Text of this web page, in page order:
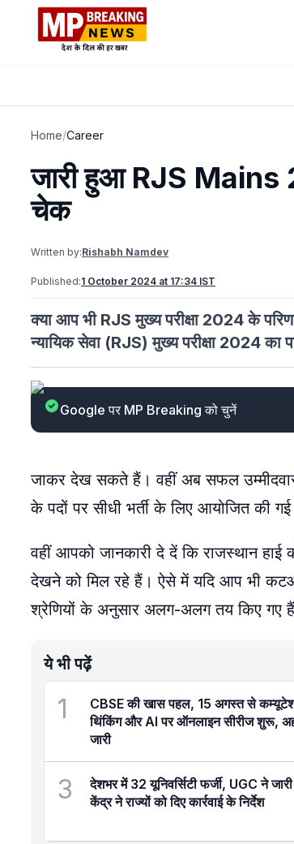
Home/Career
जारी हुआ RJS
चेक
Written by:Rishabh Namdev
Published:1 October 2024 at 17:34 IST
क्या आप भी RJS मुख्य परीक्षा 2024 के
न्यायिक सेवा (RJS) मुख्य परीक्षा 2024 का
Google पर MP Breaking को चुनें
जाकर देख सकते हैं। वहीं अब सफल
के पदों पर सीधी भर्ती के लिए आयोजित की गई
वहीं आपको जानकारी दे दें कि राजस्थान हाई
देखने को मिल रहे हैं। ऐसे में यदि आप भी
श्रेणियों के अनुसार अलग-अलग तय किए गए
ये भी पढ़ें
1
CBSE की खास पहल, 15 अगस्त से
थिंकिंग और AI पर ऑनलाइन सीरीज शुरू,
जारी
3
देशभर में 32 यूनिवर्सिटी फर्जी, UGC ने
केंद्र ने राज्यों को दिए कार्रवाई के निर्देश